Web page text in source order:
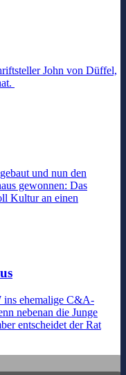
John von Düffel,
und nun den
gewonnen: Das
Kultur an einen
ins ehemalige C&A-
nebenan die Junge
entscheidet der Rat